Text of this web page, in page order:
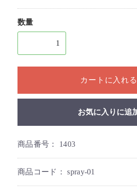
数量
1個以上の数量を入力してくださ
カートに入れる
お気に入りに追
商品番号： 1403
商品コード：spray-01